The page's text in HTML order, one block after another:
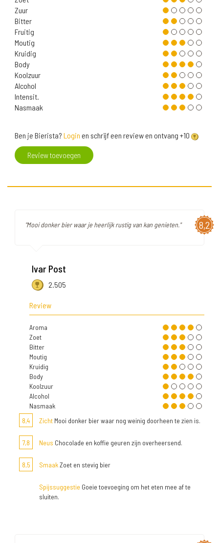
Zuur
Bitter
Fruitig
Moutig
Kruidig
Body
Koolzuur
Alcohol
Intensit.
Nasmaak
Ben je Bierista? Login en schrijf een review en ontvang +10
Review toevoegen
8,2
"Mooi donker bier waar je heerlijk rustig van kan genieten."
Ivar Post
2.505
Review
Aroma
Zoet
Bitter
Moutig
Kruidig
Body
Koolzuur
Alcohol
Nasmaak
8,4
Zicht Mooi donker bier waar nog weinig doorheen te zien is.
7,8 Neus Chocolade en koffie geuren zijn overheersend.
8,5 SmaakZoet en stevig bier
Spijssuggestie Goeie toevoeging om het eten mee af te
sluiten.